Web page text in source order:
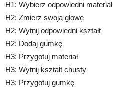
H1: Wybierz odpowiedni materiał
H2: Zmierz swoją głowę
H2: Wytnij odpowiedni kształt
H2: Dodaj gumkę
H3: Przygotuj materiał
H3: Wytnij kształt chusty
H3: Przygotuj gumkę